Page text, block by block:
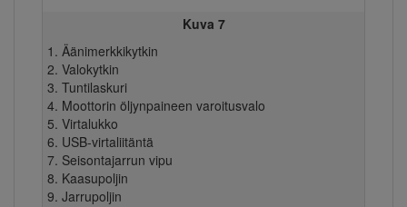
Kuva 7
Äänimerkkikytkin
Valokytkin
Tuntilaskuri
Moottorin öljynpaineen varoitusvalo
Virtalukko
USB-virtaliitäntä
Seisontajarrun vipu
Kaasupoljin
Jarrupoljin